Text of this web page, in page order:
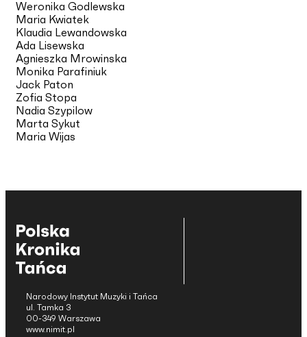
Weronika Godlewska
Maria Kwiatek
Klaudia Lewandowska
Ada Lisewska
Agnieszka Mrowinska
Monika Parafiniuk
Jack Paton
Zofia Stopa
Nadia Szypilow
Marta Sykut
Maria Wijas
Narodowy Instytut Muzyki i Tańca
ul. Tamka 3
00-349 Warszawa
www.nimit.pl